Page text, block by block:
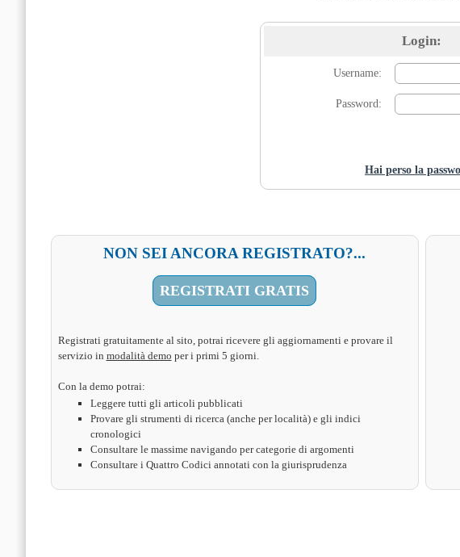
Login:
Username:
Password:
Hai perso la
NON SEI ANCORA REGISTRATO?...
REGISTRATI GRATIS
Registrati gratuitamente al sito, potrai ricevere gli aggiornamenti e provare il
servizio in modalità demo per i primi 5 giorni.
Con la demo potrai:
Leggere tutti gli articoli pubblicati
Provare gli strumenti di ricerca (anche per località) e gli indici
cronologici
Consultare le massime navigando per categorie di argomenti
Consultare i Quattro Codici annotati con la giurisprudenza